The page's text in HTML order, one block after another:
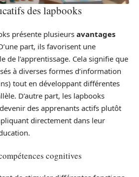
des lapbooks
présente plusieurs avantages
part, ils favorisent une
de l’apprentissage. Cela signifie que
à diverses formes d’information
tout en développant différentes
D’autre part, les lapbooks
des apprenants actifs plutôt
directement dans leur
cognitives